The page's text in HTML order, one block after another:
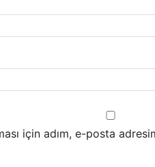
için adım, e-posta